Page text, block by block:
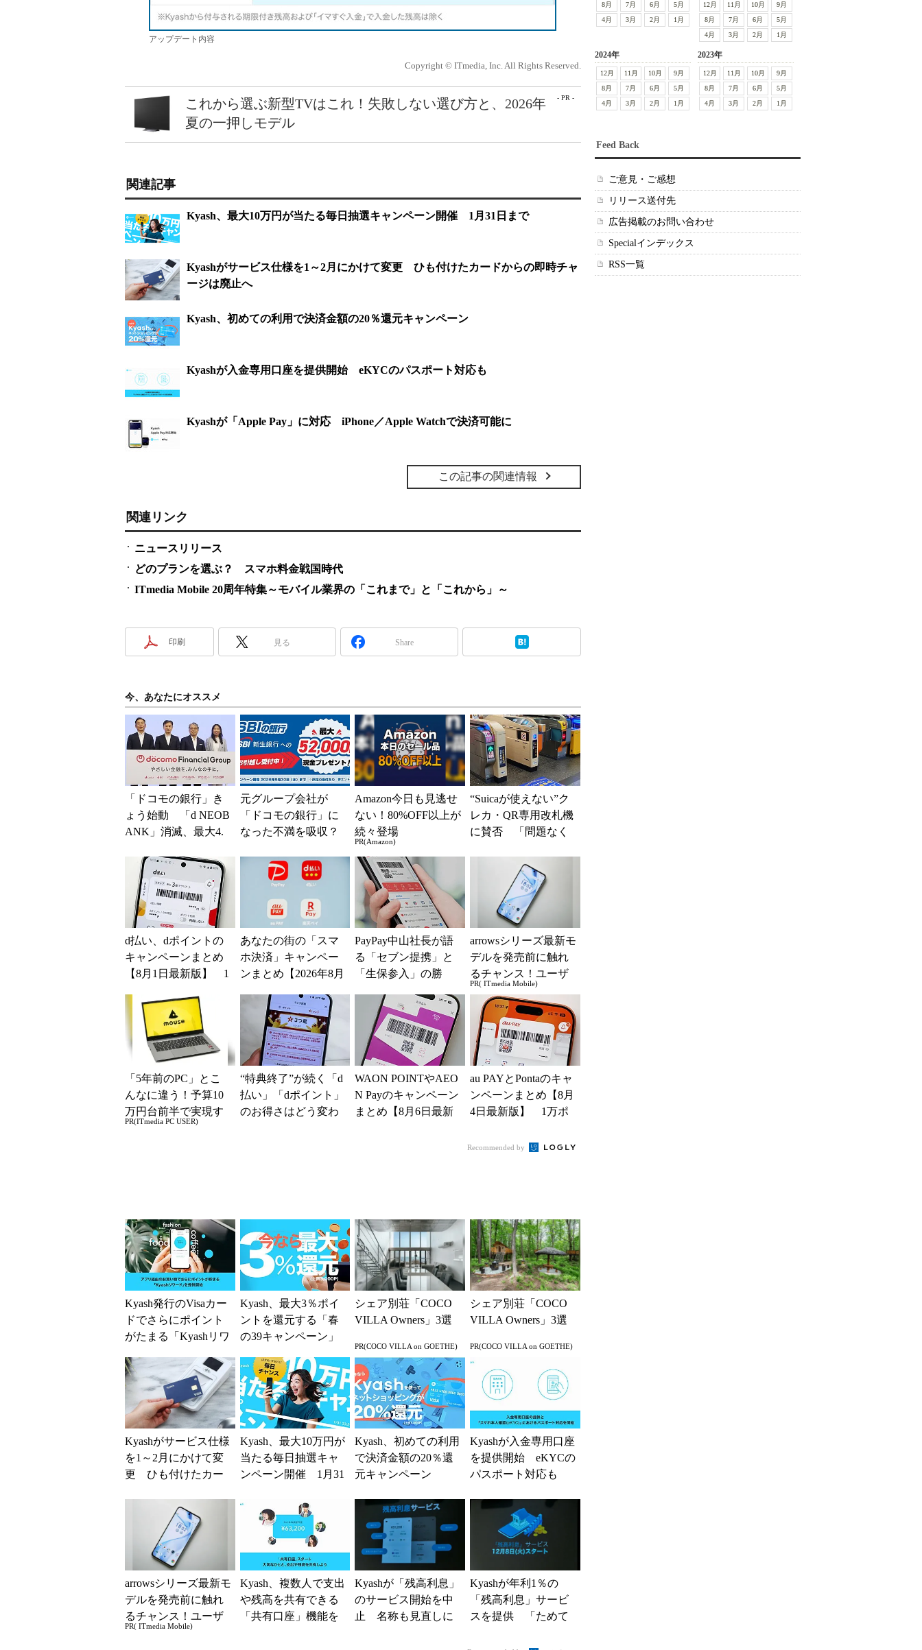
アップデート内容
Copyright © ITmedia, Inc. All Rights Reserved.
- PR -
これから選ぶ新型TVはこれ！失敗しない選び方と、2026年
夏の一押しモデル
関連記事
Kyash、最大10万円が当たる毎日抽選キャンペーン開催 1月31日まで
Kyashがサービス仕様を1～2月にかけて変更 ひも付けたカードからの即時チャ
ージは廃止へ
Kyash、初めての利用で決済金額の20％還元キャンペーン
Kyashが入金専用口座を提供開始 eKYCのパスポート対応も
Kyashが「Apple Pay」に対応 iPhone／Apple Watchで決済可能に
この記事の関連情報
関連リンク
ニュースリリース
どのプランを選ぶ？ スマホ料金戦国時代
ITmedia Mobile 20周年特集～モバイル業界の「これまで」と「これから」～
印刷 見る Share
今、あなたにオススメ
「ドコモの銀行」き
ょう始動 「d NEOB
ANK」消滅、最大4.
解説
元グループ会社が
「ドコモの銀行」に
なった不満を吸収？
BIの銀行」として最
Amazon今日も見逃せ
ない！80%OFF以上が
続々登場
PR(Amazon)
“Suicaが使えない”ク
レカ・QR専用改札機
に賛否 「問題なく
系ICの方がスムー...
d払い、dポイントの
キャンペーンまとめ
【8月1日最新版】 1
元の施策がめじろ押
あなたの街の「スマ
ホ決済」キャンペー
ンまとめ【2026年8月
い、au PAY...
PayPay中山社長が語
る「セブン提携」と
「生保参入」の勝
目指す金融プラット
フ...
arrowsシリーズ最新モ
デルを発売前に触れ
るチャンス！ユーザ
ー座談会開催
PR( ITmedia Mobile)
「5年前のPC」とこ
んなに違う！予算10
万円台前半で実現す
る快適PCライフ
PR(ITmedia PC USER)
“特典終了”が続く「d
払い」「dポイント」
のお得さはどう変わ
WAON POINTやAEO
N Payのキャンペーン
まとめ【8月6日最新
au PAYとPontaのキャ
ンペーンまとめ【8月
4日最新版】 1万ポ
0％還元あ...
Recommended by
Kyash発行のVisaカー
ドでさらにポイント
がたまる「Kyashリワ
Kyash、最大3％ポイ
ントを還元する「春
の39キャンペーン」
シェア別荘「COCO
VILLA Owners」3選
PR(COCO VILLA on GOETHE)
シェア別荘「COCO
VILLA Owners」3選
PR(COCO VILLA on GOETHE)
Kyashがサービス仕様
を1～2月にかけて変
更 ひも付けたカー
ジは廃止へ
Kyash、最大10万円が
当たる毎日抽選キャ
ンペーン開催 1月31
Kyash、初めての利用
で決済金額の20％還
元キャンペーン
Kyashが入金専用口座
を提供開始 eKYCの
パスポート対応も
arrowsシリーズ最新モ
デルを発売前に触れ
るチャンス！ユーザ
ー座談会開催
PR( ITmedia Mobile)
Kyash、複数人で支出
や残高を共有できる
「共有口座」機能を
Kyashが「残高利息」
のサービス開始を中
止 名称も見直しに
Kyashが年利1％の
「残高利息」サービ
スを提供 「ためて
8月 7月 6月
5月
4月
3月 2月 1月
12月 11月 10月
9月
8月
7月 6月
5月
4月
3月 2月 1月
2024年
12月 11月 10月
9月
8月
7月 6月
5月
4月
3月 2月 1月
2023年
12月 11月 10月
9月
8月
7月 6月
5月
4月
3月 2月 1月
Feed Back
ご意見・ご感想
リリース送付先
広告掲載のお問い合わせ
Specialインデックス
RSS一覧